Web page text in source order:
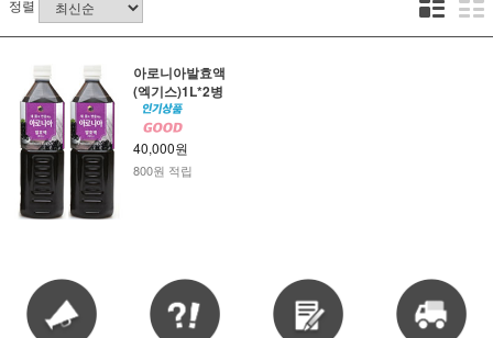
정렬
아로니아발효액
(엑기스)1L*2병
40,000원
800원 적립